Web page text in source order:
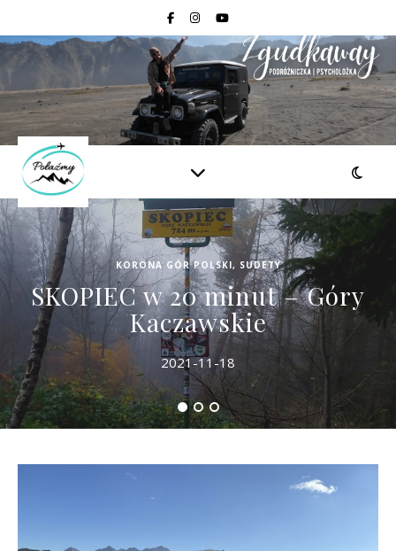
KORONA GÓR POLSKI, SUDETY
SKOPIEC w 20 minut – Góry
Kaczawskie
2021-11-18